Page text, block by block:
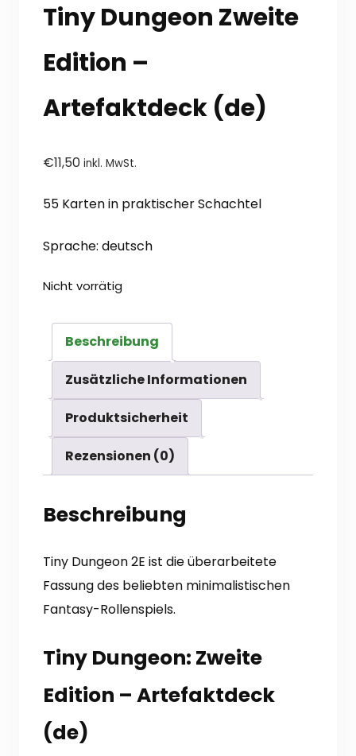
Tiny Dungeon Zweite
Edition –
Artefaktdeck (de)
€11,50 inkl. MwSt.
55 Karten in praktischer Schachtel
Sprache: deutsch
Nicht vorrätig
Beschreibung
Zusätzliche Informationen
Produktsicherheit
Rezensionen (0)
Beschreibung
Tiny Dungeon 2E ist die überarbeitete
Fassung des beliebten minimalistischen
Fantasy-Rollenspiels.
Tiny Dungeon: Zweite
Edition – Artefaktdeck
(de)